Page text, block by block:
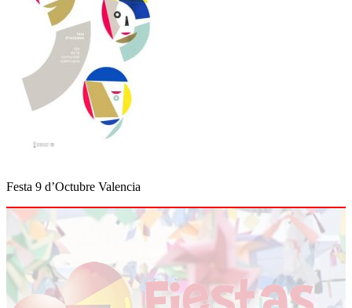
Festa 9 d’Octubre Valencia